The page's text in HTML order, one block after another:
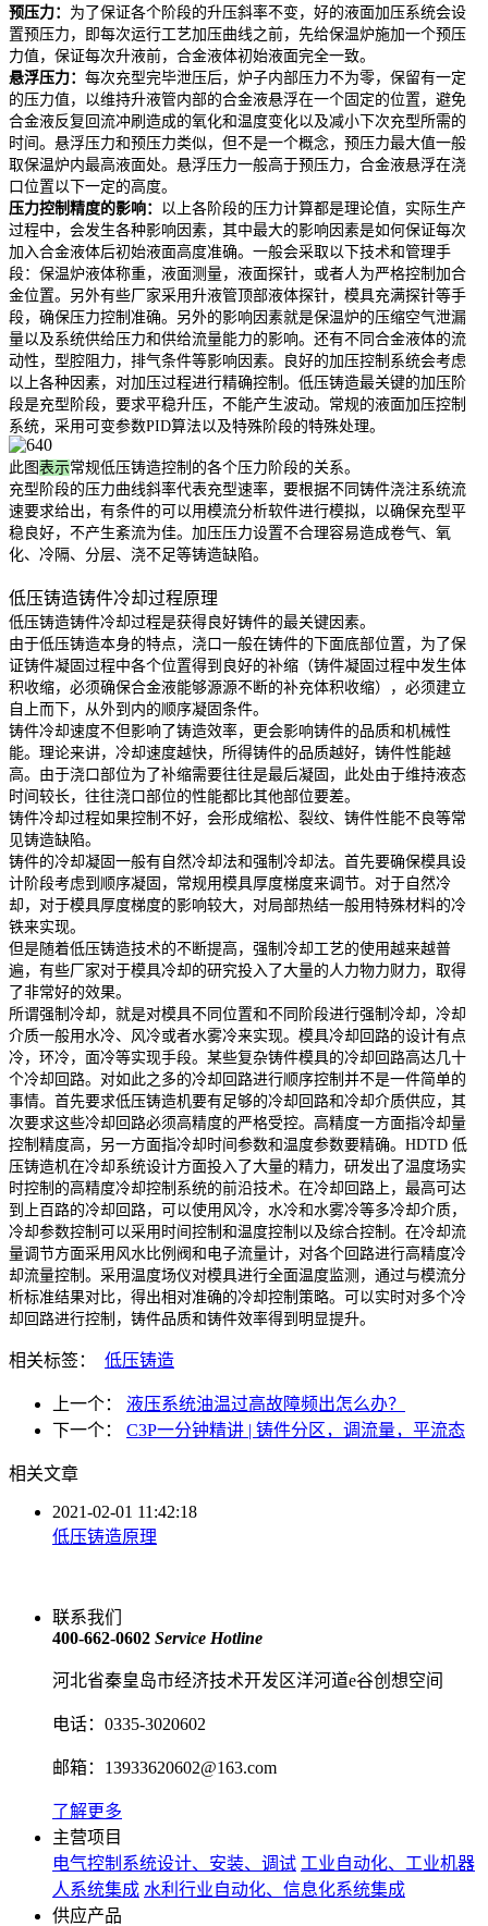
预压力： 为了保证各个阶段的升压斜率不变，好的液面加压系统会设
置预压力，即每次运行工艺加压曲线之前，先给保温炉施加一个预压
力值，保证每次升液前，合金液体初始液面完全一致。
悬浮压力： 每次充型完毕泄压后，炉子内部压力不为零，保留有一定
的压力值，以维持升液管内部的合金液悬浮在一个固定的位置，避免
合金液反复回流冲刷造成的氧化和温度变化以及减小下次充型所需的
时间。悬浮压力和预压力类似，但不是一个概念，预压力最大值一般
取保温炉内最高液面处。悬浮压力一般高于预压力，合金液悬浮在浇
口位置以下一定的高度。
压力控制精度的影响： 以上各阶段的压力计算都是理论值，实际生产
过程中，会发生各种影响因素，其中最大的影响因素是如何保证每次
加入合金液体后初始液面高度准确。一般会采取以下技术和管理手
段：保温炉液体称重，液面测量，液面探针，或者人为严格控制加合
金位置。另外有些厂家采用升液管顶部液体探针，模具充满探针等手
段，确保压力控制准确。另外的影响因素就是保温炉的压缩空气泄漏
量以及系统供给压力和供给流量能力的影响。还有不同合金液体的流
动性，型腔阻力，排气条件等影响因素。良好的加压控制系统会考虑
以上各种因素，对加压过程进行精确控制。低压铸造最关键的加压阶
段是充型阶段，要求平稳升压，不能产生波动。常规的液面加压控制
系统，采用可变参数PID算法以及特殊阶段的特殊处理。
此图表示常规低压铸造控制的各个压力阶段的关系。
充型阶段的压力曲线斜率代表充型速率，要根据不同铸件浇注系统流
速要求给出，有条件的可以用模流分析软件进行模拟，以确保充型平
稳良好，不产生紊流为佳。加压压力设置不合理容易造成卷气、氧
化、冷隔、分层、浇不足等铸造缺陷。
低压铸造铸件冷却过程原理
低压铸造铸件冷却过程是获得良好铸件的最关键因素。
由于低压铸造本身的特点，浇口一般在铸件的下面底部位置，为了保
证铸件凝固过程中各个位置得到良好的补缩（铸件凝固过程中发生体
积收缩，必须确保合金液能够源源不断的补充体积收缩），必须建立
自上而下，从外到内的顺序凝固条件。
铸件冷却速度不但影响了铸造效率，更会影响铸件的品质和机械性
能。理论来讲，冷却速度越快，所得铸件的品质越好，铸件性能越
高。由于浇口部位为了补缩需要往往是最后凝固，此处由于维持液态
时间较长，往往浇口部位的性能都比其他部位要差。
铸件冷却过程如果控制不好，会形成缩松、裂纹、铸件性能不良等常
见铸造缺陷。
铸件的冷却凝固一般有 自然冷却法和强制冷却法。 首先要确保模具设
计阶段考虑到顺序凝固，常规用模具厚度梯度来调节。 对于自然冷
却，对于模具厚度梯度的影响较大，对局部热结一般用特殊材料的冷
铁来实现。
但是随着低压铸造技术的不断提高，强制冷却工艺的使用越来越普
遍，有些厂家对于模具冷却的研究投入了大量的人力物力财力，取得
了非常好的效果。
所谓强制冷却，就是对模具不同位置和不同阶段进行强制冷却，冷却
介质一般用水冷、风冷或者水雾冷来实现。模具冷却回路的设计有点
冷，环冷，面冷等实现手段。某些复杂铸件模具的冷却回路高达几十
个冷却回路。对如此之多的冷却回路进行顺序控制并不是一件简单的
事情。首先要求低压铸造机要有足够的冷却回路和冷却介质供应，其
次要求这些冷却回路必须高精度的严格受控。高精度一方面指冷却量
控制精度高，另一方面指冷却时间参数和温度参数要精确。HDTD 低
压铸造机在冷却系统设计方面投入了大量的精力，研发出了温度场实
时控制的高精度冷却控制系统的前沿技术。在冷却回路上，最高可达
到上百路的冷却回路，可以使用风冷，水冷和水雾冷等多冷却介质，
冷却参数控制可以采用时间控制和温度控制以及综合控制。在冷却流
量调节方面采用风水比例阀和电子流量计，对各个回路进行高精度冷
却流量控制。采用温度场仪对模具进行全面温度监测，通过与模流分
析标准结果对比，得出相对准确的冷却控制策略。可以实时对多个冷
却回路进行控制，铸件品质和铸件效率得到明显提升。
相关标签： 低压铸造
上一个： 液压系统油温过高故障频出怎么办？
下一个： C3P一分钟精讲 | 铸件分区，调流量，平流态
相关文章
2021-02-01 11:42:18
低压铸造原理
联系我们
400-662-0602 Service Hotline
河北省秦皇岛市经济技术开发区洋河道e谷创想空间
电话：0335-3020602
邮箱：13933620602@163.com
了解更多
主营项目
电气控制系统设计、安装、调试 工业自动化、工业机器
人系统集成 水利行业自动化、信息化系统集成
供应产品